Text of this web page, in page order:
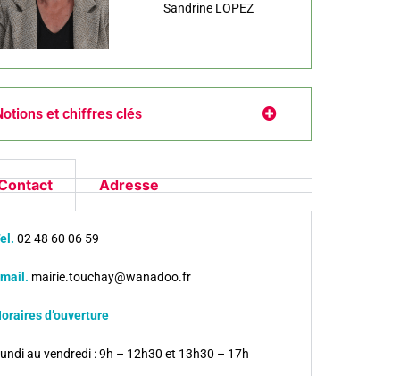
Sandrine LOPEZ
et chiffres clés
Adresse
02 48 60 06 59
mairie.touchay@wanadoo.fr
d’ouverture
au vendredi : 9h – 12h30 et 13h30 – 17h